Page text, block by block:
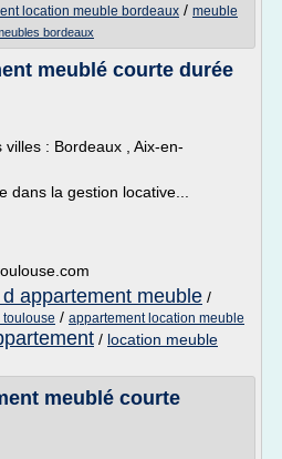
location meuble bordeaux / meuble
bordeaux
meublé courte durée
: Bordeaux , Aix-en-
dans la gestion locative...
d appartement meuble /
/ appartement location meuble
/ location meuble
meublé courte